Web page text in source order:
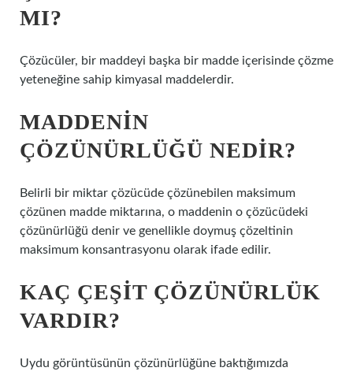
MI?
Çözücüler, bir maddeyi başka bir madde içerisinde çözme
yeteneğine sahip kimyasal maddelerdir.
MADDENIN
ÇÖZÜNÜRLÜĞÜ NEDIR?
Belirli bir miktar çözücüde çözünebilen maksimum
çözünen madde miktarına, o maddenin o çözücüdeki
çözünürlüğü denir ve genellikle doymuş çözeltinin
maksimum konsantrasyonu olarak ifade edilir.
KAÇ ÇEŞIT ÇÖZÜNÜRLÜK
VARDIR?
Uydu görüntüsünün çözünürlüğüne baktığımızda